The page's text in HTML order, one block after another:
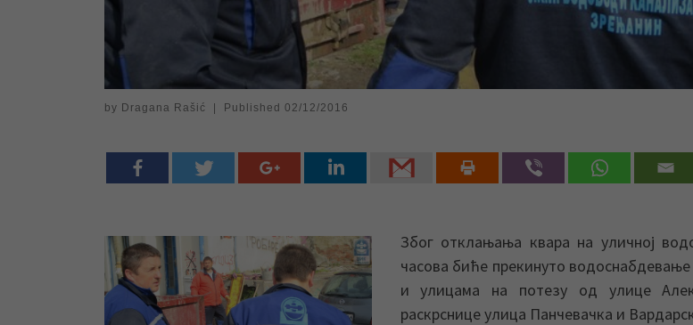
by Dragana Rašić Published 02/12/2016
Због отклањања квара на уличној
часова биће прекинуто
и улицама на потезу од улице
раскрснице улица Панчевачка и